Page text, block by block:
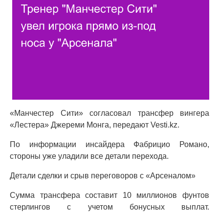
«Манчестер Сити» согласовал трансфер вингера
«Лестера» Джереми Монга, передают Vesti.kz.
По информации инсайдера Фабрицио Романо,
стороны уже уладили все детали перехода.
Детали сделки и срыв переговоров с «Арсеналом»
Сумма трансфера составит 10 миллионов фунтов
стерлингов с учетом бонусных выплат.